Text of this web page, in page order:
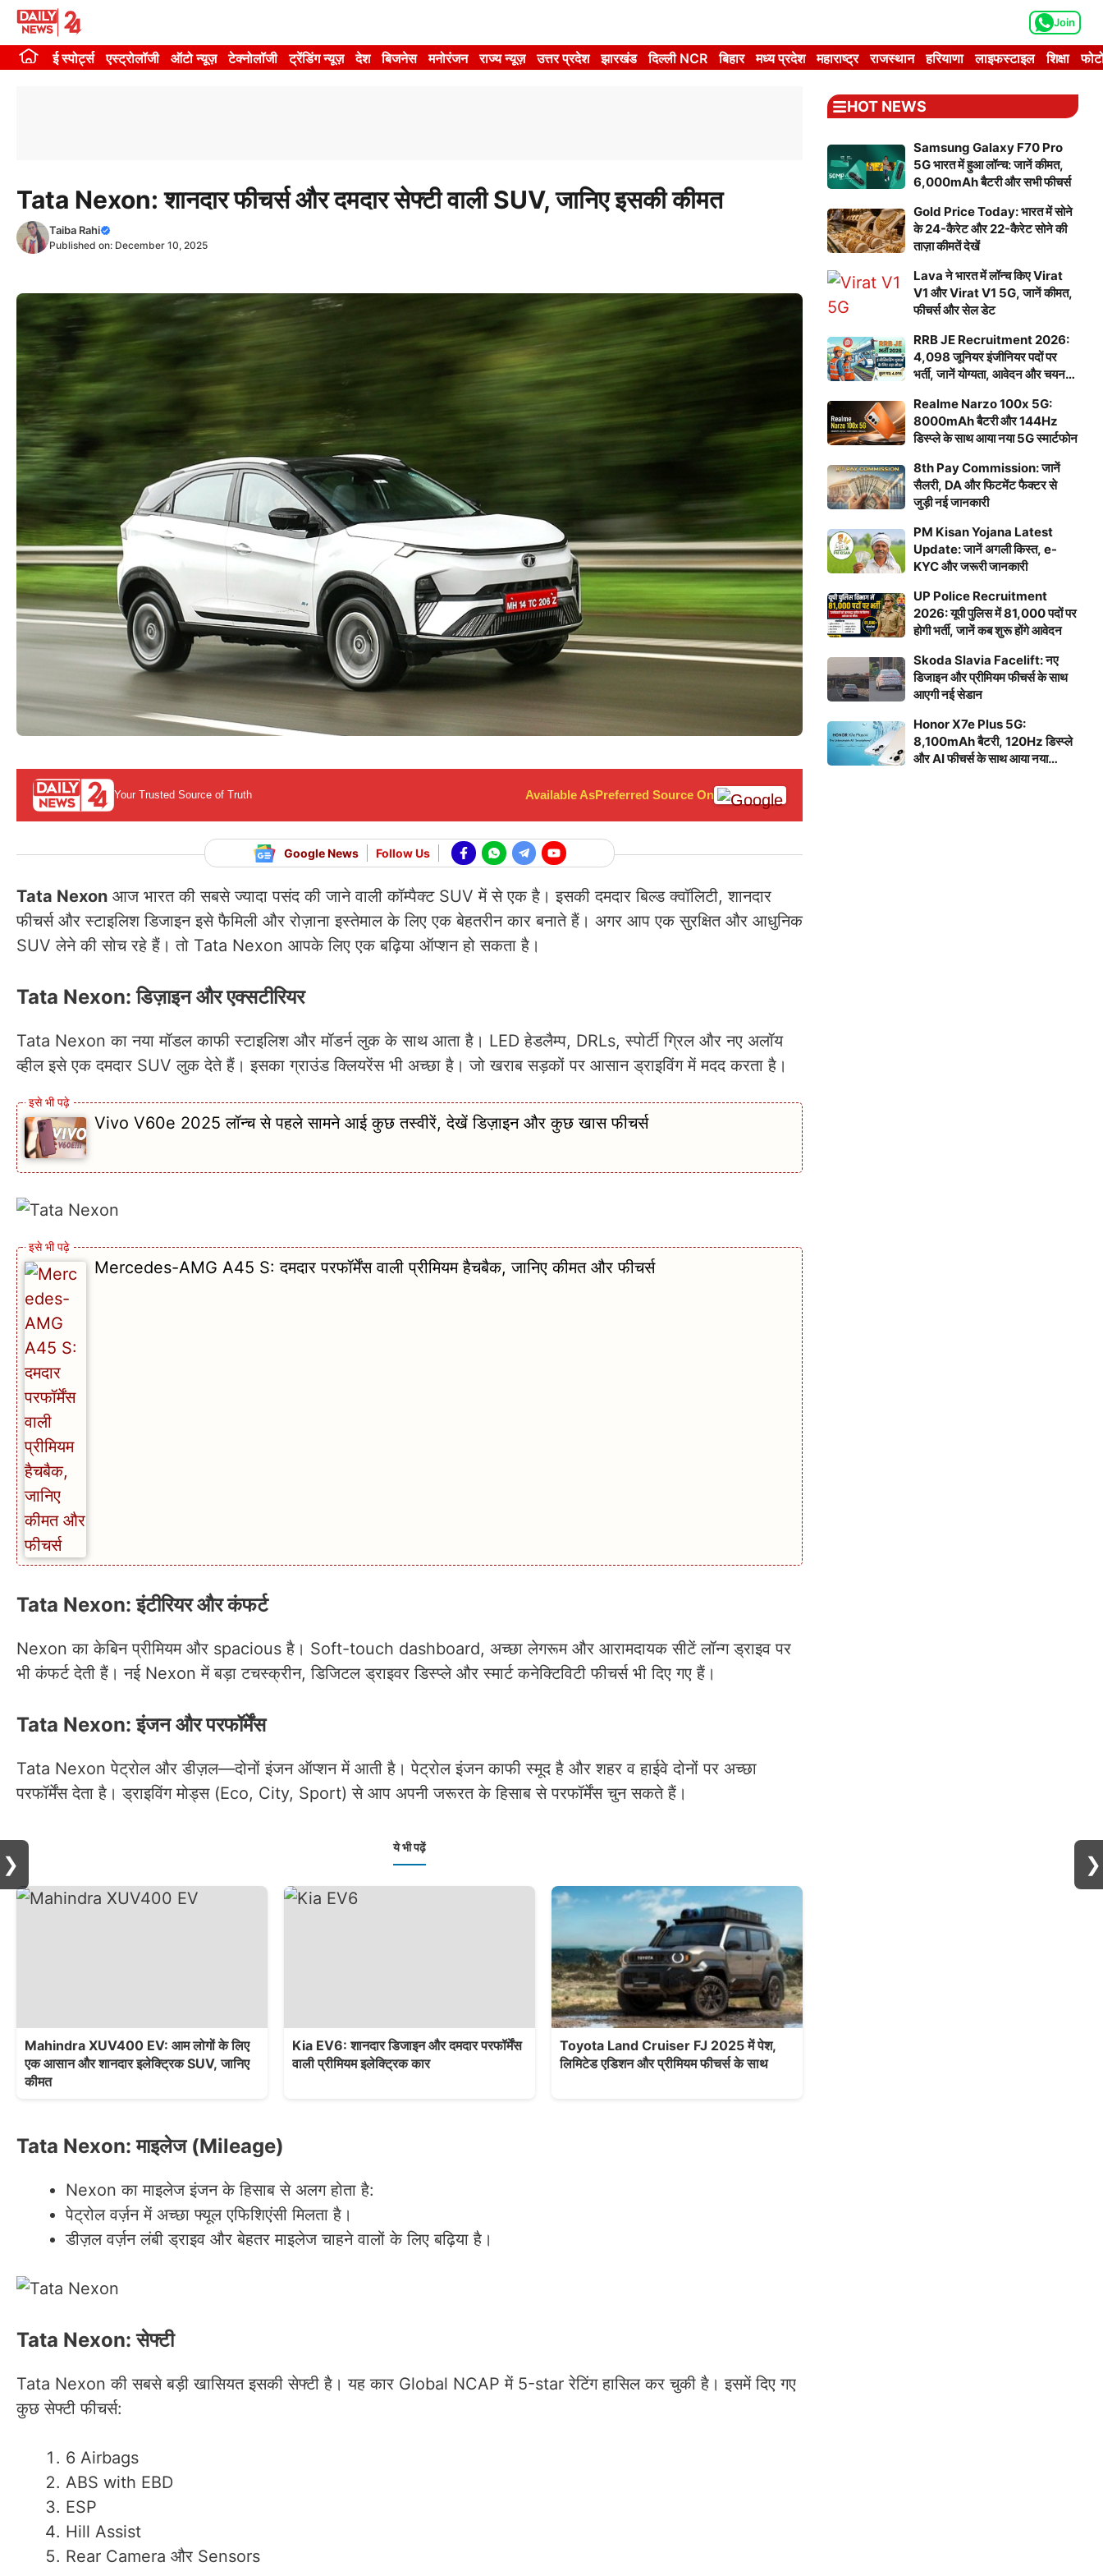
Skip
content
Join
ई स्पोर्ट्स एस्ट्रोलॉजी ऑटो न्यूज़ टेक्नोलॉजी ट्रेंडिंग न्यूज़ देश बिजनेस मनोरंजन राज्य न्यूज़ उत्तर प्रदेश झारखंड दिल्ली NCR बिहार मध्य प्रदेश महाराष्ट्र राजस्थान हरियाणा लाइफस्टाइल शिक्षा
Tata Nexon: शानदार फीचर्स और दमदार सेफ्टी वाली SUV, जानिए इसकी कीमत
Taiba Rahi
Published on: December 10, 2025
Your Trusted Source of Truth Available AsPreferred Source On
Google News Follow Us
Tata Nexon आज भारत की सबसे ज्यादा पसंद की जाने वाली कॉम्पैक्ट SUV में से एक है। इसकी दमदार बिल्ड क्वॉलिटी, शानदार
फीचर्स और स्टाइलिश डिजाइन इसे फैमिली और रोज़ाना इस्तेमाल के लिए एक बेहतरीन कार बनाते हैं। अगर आप एक सुरक्षित और आधुनिक
SUV लेने की सोच रहे हैं। तो Tata Nexon आपके लिए एक बढ़िया ऑप्शन हो सकता है।
Tata Nexon: डिज़ाइन और एक्सटीरियर
Tata Nexon का नया मॉडल काफी स्टाइलिश और मॉडर्न लुक के साथ आता है। LED हेडलैम्प, DRLs, स्पोर्टी ग्रिल और नए अलॉय
व्हील इसे एक दमदार SUV लुक देते हैं। इसका ग्राउंड क्लियरेंस भी अच्छा है। जो खराब सड़कों पर आसान ड्राइविंग में मदद करता है।
Vivo V60e 2025 लॉन्च से पहले सामने आई कुछ तस्वीरें, देखें डिज़ाइन और कुछ खास फीचर्स
Mercedes-AMG A45 S: दमदार परफॉर्मेंस वाली प्रीमियम हैचबैक, जानिए कीमत और फीचर्स
Tata Nexon: इंटीरियर और कंफर्ट
Nexon का केबिन प्रीमियम और spacious है। Soft-touch dashboard, अच्छा लेगरूम और आरामदायक सीटें लॉन्ग ड्राइव पर
भी कंफर्ट देती हैं। नई Nexon में बड़ा टचस्क्रीन, डिजिटल ड्राइवर डिस्प्ले और स्मार्ट कनेक्टिविटी फीचर्स भी दिए गए हैं।
Tata Nexon: इंजन और परफॉर्मेंस
Tata Nexon पेट्रोल और डीज़ल—दोनों इंजन ऑप्शन में आती है। पेट्रोल इंजन काफी स्मूद है और शहर व हाईवे दोनों पर अच्छा
परफॉर्मेंस देता है। ड्राइविंग मोड्स (Eco, City, Sport) से आप अपनी जरूरत के हिसाब से परफॉर्मेंस चुन सकते हैं।
ये भी पढ़ें
Mahindra XUV400 EV: आम लोगों के लिए
एक आसान और शानदार इलेक्ट्रिक SUV, जानिए
कीमत
Kia EV6: शानदार डिजाइन और दमदार परफॉर्मेंस
वाली प्रीमियम इलेक्ट्रिक कार
Toyota Land Cruiser FJ 2025 में पेश,
लिमिटेड एडिशन और प्रीमियम फीचर्स के साथ
Tata Nexon: माइलेज (Mileage)
Nexon का माइलेज इंजन के हिसाब से अलग होता है:
पेट्रोल वर्ज़न में अच्छा फ्यूल एफिशिएंसी मिलता है।
डीज़ल वर्ज़न लंबी ड्राइव और बेहतर माइलेज चाहने वालों के लिए बढ़िया है।
Tata Nexon: सेफ्टी
Tata Nexon की सबसे बड़ी खासियत इसकी सेफ्टी है। यह कार Global NCAP में 5-star रेटिंग हासिल कर चुकी है। इसमें दिए गए
कुछ सेफ्टी फीचर्स:
6 Airbags
ABS with EBD
ESP
Hill Assist
Rear Camera और Sensors
HOT NEWS
Samsung Galaxy F70 Pro
5G भारत में हुआ लॉन्च: जानें कीमत,
6,000mAh बैटरी और सभी फीचर्स
Gold Price Today: भारत में सोने
के 24-कैरेट और 22-कैरेट सोने की
ताज़ा कीमतें देखें
Lava ने भारत में लॉन्च किए Virat
V1 और Virat V1 5G, जानें कीमत,
फीचर्स और सेल डेट
RRB JE Recruitment 2026:
4,098 जूनियर इंजीनियर पदों पर
भर्ती, जानें योग्यता, आवेदन और चयन
Realme Narzo 100x 5G:
8000mAh बैटरी और 144Hz
डिस्प्ले के साथ आया नया 5G स्मार्टफोन
8th Pay Commission: जानें
सैलरी, DA और फिटमेंट फैक्टर से
जुड़ी नई जानकारी
PM Kisan Yojana Latest
Update: जानें अगली किस्त, e-
KYC और जरूरी जानकारी
UP Police Recruitment
2026: यूपी पुलिस में 81,000 पदों पर
होगी भर्ती, जानें कब शुरू होंगे आवेदन
Skoda Slavia Facelift: नए
डिजाइन और प्रीमियम फीचर्स के साथ
आएगी नई सेडान
Honor X7e Plus 5G:
8,100mAh बैटरी, 120Hz डिस्प्ले
और AI फीचर्स के साथ आया नया
❯ ❯